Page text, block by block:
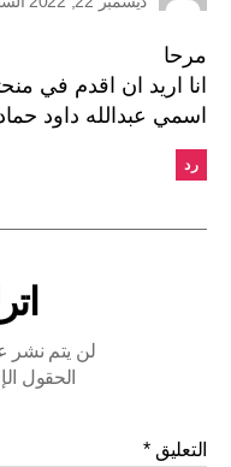
مرحا
انا اريد ان اقدم في
اسمي عبدالله داود
رد
لن يتم نشر
الحقول
التعليق *